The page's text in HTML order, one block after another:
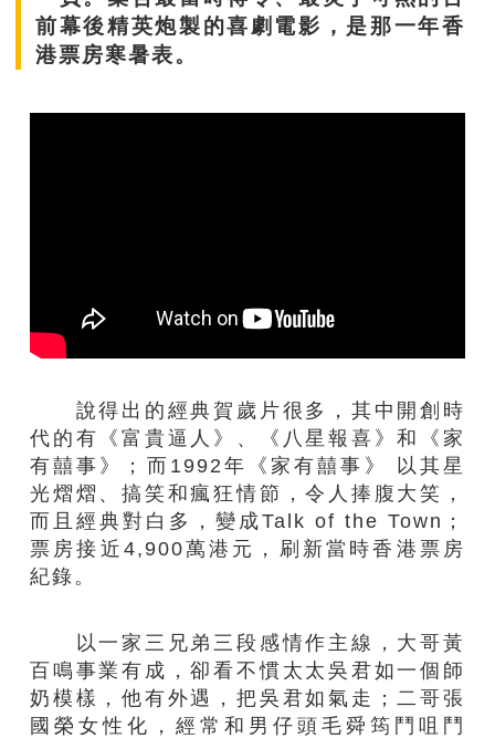
前幕後精英炮製的喜劇電影，是那一年香
港票房寒暑表。
說得出的經典賀歲片很多，其中開創時
代的有《富貴逼人》、《八星報喜》和《家
有囍事》；而1992年《家有囍事》 以其星
光熠熠、搞笑和瘋狂情節，令人捧腹大笑，
而且經典對白多，變成Talk of the Town；
票房接近4,900萬港元，刷新當時香港票房
紀錄。
以一家三兄弟三段感情作主線，大哥黃
百鳴事業有成，卻看不慣太太吳君如一個師
奶模樣，他有外遇，把吳君如氣走；二哥張
國榮女性化，經常和男仔頭毛舜筠鬥咀鬥